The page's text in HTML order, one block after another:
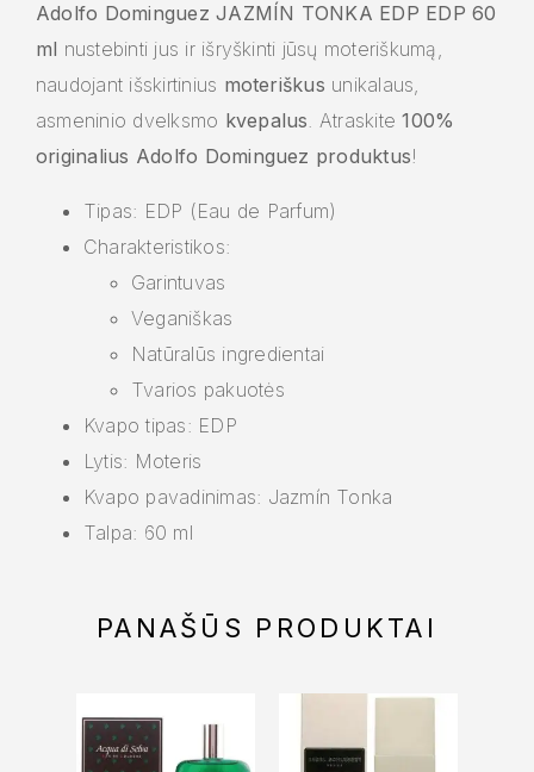
Adolfo Dominguez JAZMÍN TONKA EDP EDP 60
ml nustebinti jus ir išryškinti jūsų moteriškumą,
naudojant išskirtinius moteriškus unikalaus,
asmeninio dvelksmo kvepalus. Atraskite100%
originalius Adolfo Dominguez produktus!
Tipas: EDP (Eau de Parfum)
Charakteristikos:
Garintuvas
Veganiškas
Natūralūs ingredientai
Tvarios pakuotės
Kvapo tipas: EDP
Lytis: Moteris
Kvapo pavadinimas: Jazmín Tonka
Talpa: 60 ml
PANAŠŪS PRODUKTAI